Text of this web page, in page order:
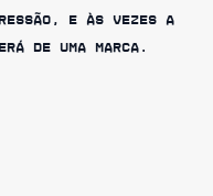
e às vezes a
de uma marca.